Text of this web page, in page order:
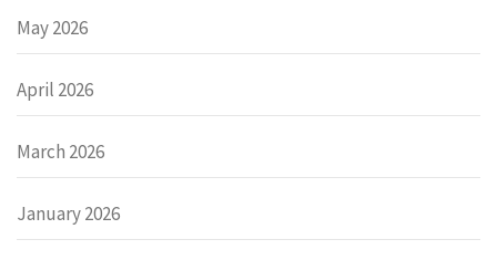
May 2026
April 2026
March 2026
January 2026